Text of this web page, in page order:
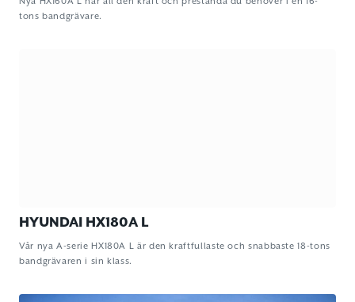
tons bandgrävare.
HYUNDAI HX180A L
Vår nya A-serie HX180A L är den kraftfullaste och snabbaste 18-tons
bandgrävaren i sin klass.